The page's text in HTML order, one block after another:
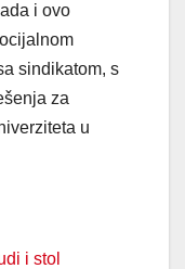
i ovo
sindikatom, s
za
u